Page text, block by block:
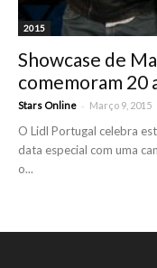
2015
Showcase de
comemoram 20
Stars Online - Março 9, 2015
O Lidl Portugal celebra
data especial com uma
o...